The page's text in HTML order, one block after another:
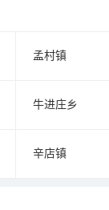
孟村镇
牛进庄乡
辛店镇